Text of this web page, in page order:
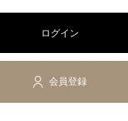
ログイン
会員登録